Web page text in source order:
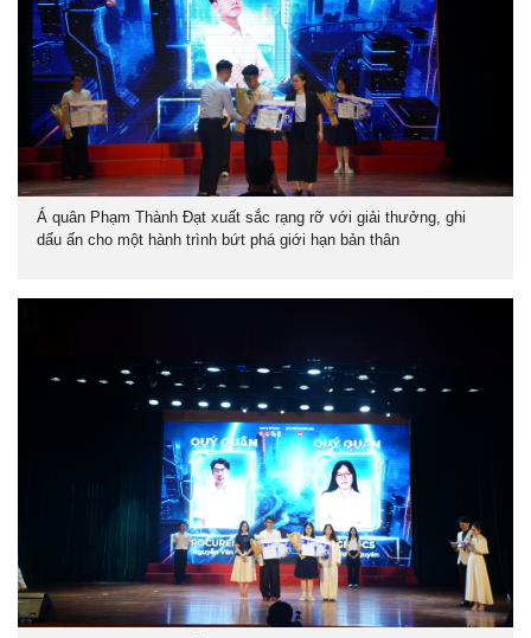
Á quân Phạm Thành Đạt xuất sắc rạng rỡ với giải thưởng, ghi
dấu ấn cho một hành trình bứt phá giới hạn bản thân